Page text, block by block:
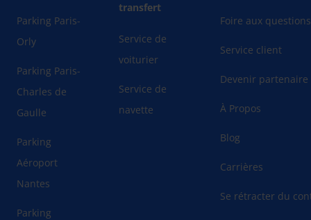
Parking Paris-
Orly
Parking Paris-
Charles de
Gaulle
Parking
Aéroport
Nantes
Parking
transfert
Service de
voiturier
Service de
navette
Foire aux questions
Service client
Devenir partenaire
À Propos
Blog
Carrières
Se rétracter du